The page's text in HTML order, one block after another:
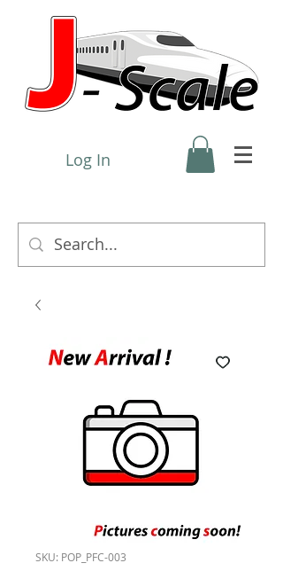
Log In
SKU: POP_PFC-003